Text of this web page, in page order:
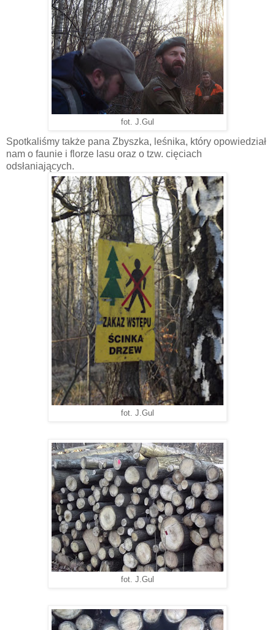
fot. J.Gul
Spotkaliśmy także pana Zbyszka, leśnika, który opowiedział
nam o faunie i florze lasu oraz o tzw. cięciach
odsłaniających.
fot. J.Gul
fot. J.Gul